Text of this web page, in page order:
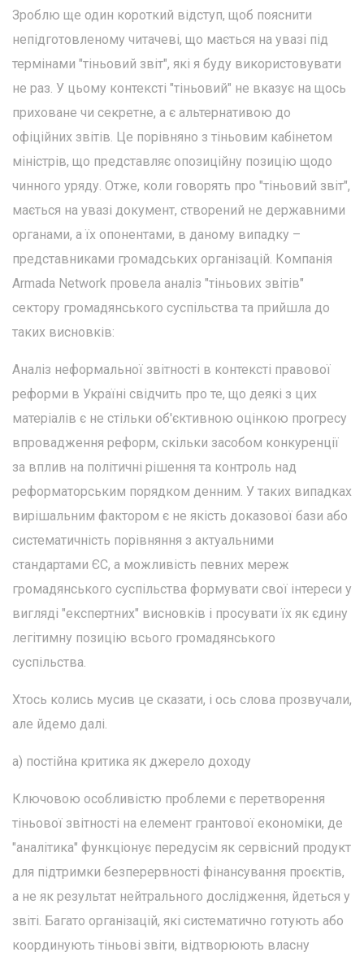
Зроблю ще один короткий відступ, щоб пояснити
непідготовленому читачеві, що мається на увазі під
термінами "тіньовий звіт", які я буду використовувати
не раз. У цьому контексті "тіньовий" не вказує на щось
приховане чи секретне, а є альтернативою до
офіційних звітів. Це порівняно з тіньовим кабінетом
міністрів, що представляє опозиційну позицію щодо
чинного уряду. Отже, коли говорять про "тіньовий звіт",
мається на увазі документ, створений не державними
органами, а їх опонентами, в даному випадку –
представниками громадських організацій. Компанія
Armada Network провела аналіз "тіньових звітів"
сектору громадянського суспільства та прийшла до
таких висновків:
Аналіз неформальної звітності в контексті правової
реформи в Україні свідчить про те, що деякі з цих
матеріалів є не стільки об'єктивною оцінкою прогресу
впровадження реформ, скільки засобом конкуренції
за вплив на політичні рішення та контроль над
реформаторським порядком денним. У таких випадках
вирішальним фактором є не якість доказової бази або
систематичність порівняння з актуальними
стандартами ЄС, а можливість певних мереж
громадянського суспільства формувати свої інтереси у
вигляді "експертних" висновків і просувати їх як єдину
легітимну позицію всього громадянського
суспільства.
Хтось колись мусив це сказати, і ось слова прозвучали,
але йдемо далі.
а) постійна критика як джерело доходу
Ключовою особливістю проблеми є перетворення
тіньової звітності на елемент грантової економіки, де
"аналітика" функціонує передусім як сервісний продукт
для підтримки безперервності фінансування проєктів,
а не як результат нейтрального дослідження, йдеться у
звіті. Багато організацій, які систематично готують або
координують тіньові звіти, відтворюють власну